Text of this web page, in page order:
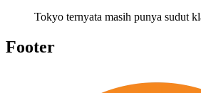
Tokyo ternyata masih punya sudut
Footer